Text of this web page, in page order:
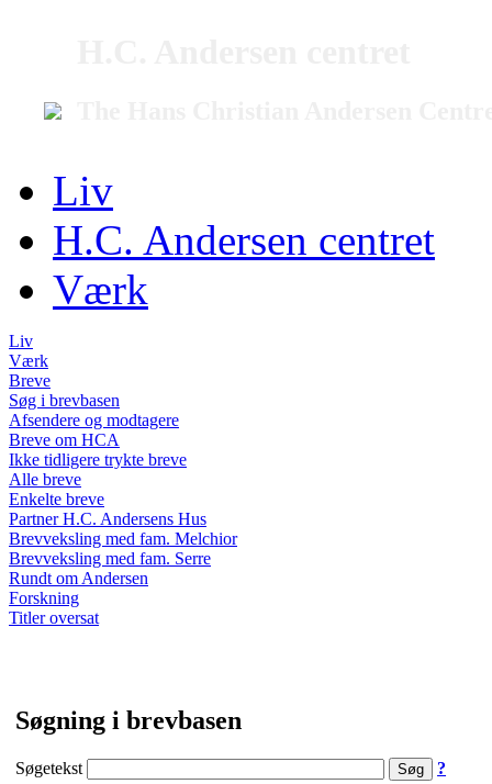
Liv
H.C. Andersen centret
Værk
Liv
Værk
Breve
Søg i brevbasen
Afsendere og modtagere
Breve om HCA
Ikke tidligere trykte breve
Alle breve
Enkelte breve
Partner H.C. Andersens Hus
Brevveksling med fam. Melchior
Brevveksling med fam. Serre
Rundt om Andersen
Forskning
Titler oversat
Søgning i brevbasen
Søgetekst ?